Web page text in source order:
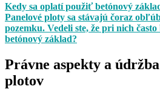
Kedy sa oplatí použiť betónový
Panelové ploty sa stávajú čoraz
pozemku. Vedeli ste, že pri nich
betónový základ?
Právne aspekty a
plotov